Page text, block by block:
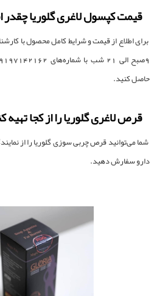
قیمت کپسول لاغری گلوریا
برای اطلاع از قیمت و شرایط کامل محصول با
حاصل کنید.
قرص لاغری گلوریا را از کجا تهیه
شما می‌توانید قرص چربی سوزی گلوریا را از
دارو سفارش دهید.